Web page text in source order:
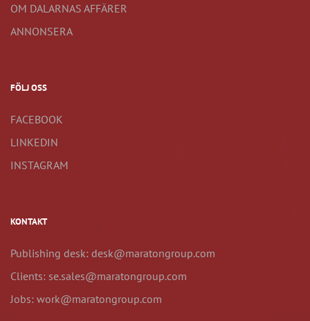
OM DALARNAS AFFÄRER
ANNONSERA
FÖLJ OSS
FACEBOOK
LINKEDIN
INSTAGRAM
KONTAKT
Publishing desk: desk@maratongroup.com
Clients: se.sales@maratongroup.com
Jobs: work@maratongroup.com